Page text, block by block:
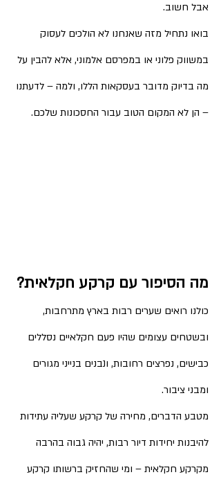
אבל חשוב.
בואו נתחיל מזה שאנחנו לא הולכים לעסוק
במשווק פלוני או במפרסם אלמוני, אלא להבין על
מה בדיוק מדובר בעסקאות הללו, ולמה – לדעתנו
– הן לא המקום הטוב עבור החסכונות שלכם.
מה הסיפור עם קרקע חקלאית?
כולנו רואים שערים רבות בארץ מתרחבות,
ובשטחים עצומים שהיו פעם חקלאיים נסללים
כבישים, נפרצים רחובות, ונבנים בנייני מגורים
ומבני ציבור.
מטבע הדברים, מחירה של קרקע שעליה עתידות
להיבנות יחידות דיור רבות, יהיה גבוה בהרבה
מקרקע חקלאית – ומי שהחזיק ברשותו קרקע